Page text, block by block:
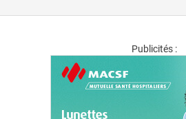
Publicités :